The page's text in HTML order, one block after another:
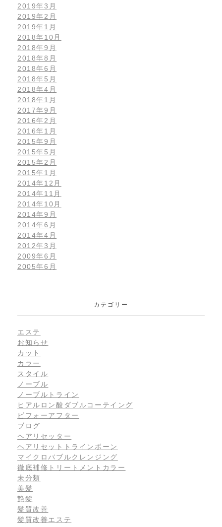
2019年3月
2019年2月
2019年1月
2018年10月
2018年9月
2018年8月
2018年6月
2018年5月
2018年4月
2018年1月
2017年9月
2016年2月
2016年1月
2015年9月
2015年5月
2015年2月
2015年1月
2014年12月
2014年11月
2014年10月
2014年9月
2014年6月
2014年4月
2012年3月
2009年6月
2005年6月
カテゴリー
エステ
お知らせ
カット
カラー
スタイル
ノーブル
ノーブルトライン
ヒアルロン酸ダブルコーテイング
ビフォーアフター
ブログ
ヘアリセッター
ヘアリセットトラインボーン
マイクロバブルクレンジング
徹底補修トリートメントカラー
未分類
美髪
艶髪
髪質改善
髪質改善エステ